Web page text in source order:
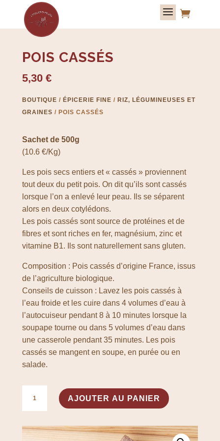

POIS CASSÉS
5,30 €
BOUTIQUE / ÉPICERIE FINE / RIZ, LÉGUMINEUSES ET
GRAINES / POIS CASSÉS
Sachet de 500g
(10.6 €/Kg)
Les pois secs entiers et « cassés » proviennent
tout deux du petit pois. On dit qu’ils sont cassés
lorsque l’on a enlevé leur peau. Ils se séparent
alors en deux cotylédons.
Les pois cassés sont source de protéines et de
fibres et sont riches en fer, magnésium, zinc et
vitamine B1. Ils sont naturellement sans gluten.
Composition : Pois cassés d’origine France, issus
de l’agriculture biologique.
Conseils de cuisson : Lavez les pois cassés à
l’eau froide et les cuire dans 4 volumes d’eau à
l’autocuiseur pendant 8 à 10 minutes lorsque la
soupape tourne ou dans 5 volumes d’eau dans
une casserole pendant 35 minutes. Les pois
cassés se mangent en soupe, en purée ou en
salade.
cassés
AJOUTER AU PANIER
e